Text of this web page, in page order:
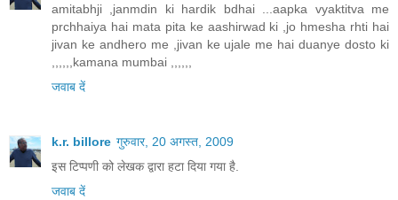
amitabhji ,janmdin ki hardik bdhai ...aapka vyaktitva me
prchhaiya hai mata pita ke aashirwad ki ,jo hmesha rhti hai
jivan ke andhero me ,jivan ke ujale me hai duanye dosto ki
,,,,,,kamana mumbai ,,,,,,
जवाब दें
k.r. billore गुरुवार, 20 अगस्त, 2009
इस टिप्पणी को लेखक द्वारा हटा दिया गया है.
जवाब दें